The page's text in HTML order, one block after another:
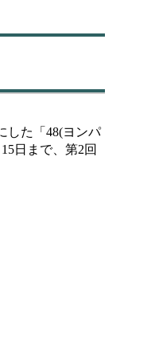
した「48(ヨンパ
日まで、第2回